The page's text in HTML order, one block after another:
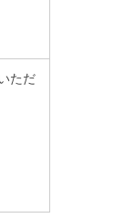
ただ